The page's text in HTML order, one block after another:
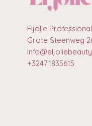
Eljolie
Grote Steenweg
+32471835615